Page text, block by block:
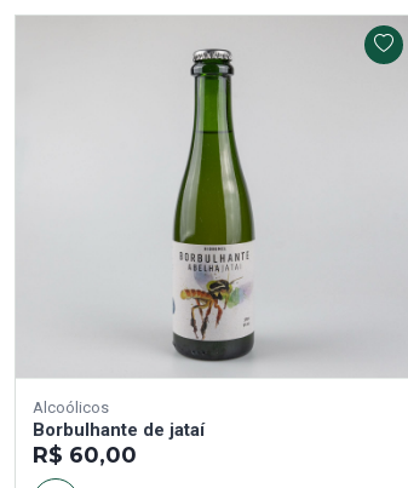
Alcoólicos
Borbulhante de jataí
R$ 60,00